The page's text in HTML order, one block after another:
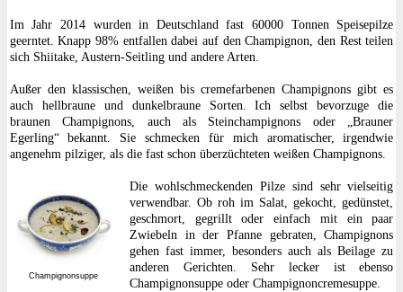
Im Jahr 2014 wurden in Deutschland fast 60000 Tonnen Speisepilze
geerntet. Knapp 98% entfallen dabei auf den Champignon, den Rest teilen
sich Shiitake, Austern-Seitling und andere Arten.
Außer den klassischen, weißen bis cremefarbenen Champignons gibt es
auch hellbraune und dunkelbraune Sorten. Ich selbst bevorzuge die
braunen Champignons, auch als Steinchampignons oder „Brauner
Egerling“ bekannt. Sie schmecken für mich aromatischer, irgendwie
angenehm pilziger, als die fast schon überzüchteten weißen Champignons.
Champignonsuppe
Die wohlschmeckenden Pilze sind sehr vielseitig
verwendbar. Ob roh im Salat, gekocht, gedünstet,
geschmort, gegrillt oder einfach mit ein paar
Zwiebeln in der Pfanne gebraten, Champignons
gehen fast immer, besonders auch als Beilage zu
anderen Gerichten. Sehr lecker ist ebenso
Champignonsuppe oder Champignoncremesuppe.